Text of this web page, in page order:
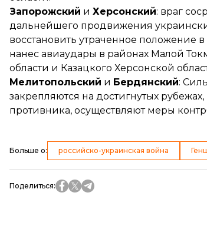
Запорожский и Херсонский: враг
дальнейшего продвижения
восстановить утраченное положение
нанес авиаудары в районах Малой
области и Казацкого Херсонской
Мелитопольский и Бердянский:
закрепляются на достигнутых
противника, осуществляют меры
Больше о: российско-украинская война
Поделиться: